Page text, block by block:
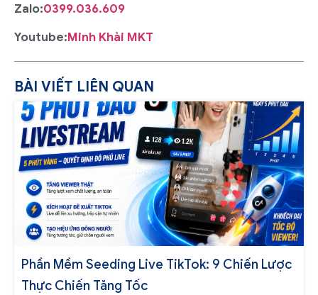
Zalo:0399.036.609
Youtube:Minh Khải MKT
BÀI VIẾT LIÊN QUAN
Phần Mềm Seeding Live TikTok: 9 Chiến Lược
Thực Chiến Tăng Tốc